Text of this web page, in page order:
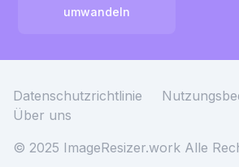
umwandeln
Datenschutzrichtlinie
Über uns
© 2025 ImageResizer.work Alle